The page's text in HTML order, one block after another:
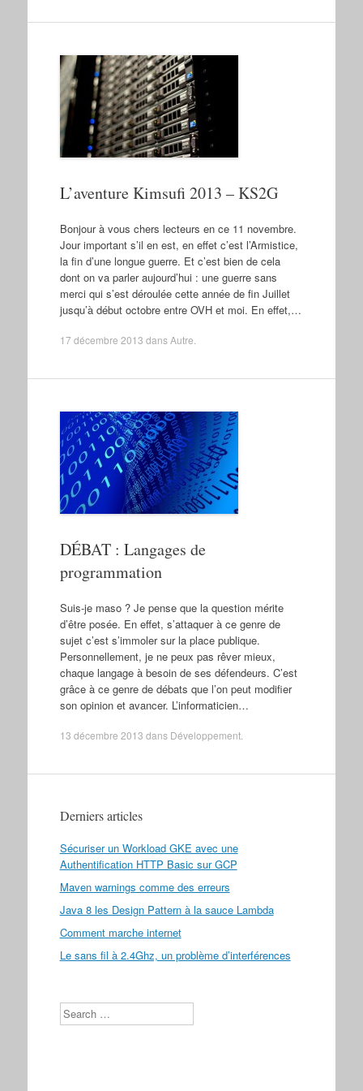
L’aventure Kimsufi 2013 – KS2G
Bonjour à vous chers lecteurs en ce 11 novembre.
Jour important s’il en est, en effet c’est l’Armistice,
la fin d’une longue guerre. Et c’est bien de cela
dont on va parler aujourd’hui : une guerre sans
merci qui s’est déroulée cette année de fin Juillet
jusqu’à début octobre entre OVH et moi. En effet,…
17 décembre 2013 dansAutre
DÉBAT : Langages de
programmation
Suis-je maso ? Je pense que la question mérite
d’être posée. En effet, s’attaquer à ce genre de
sujet c’est s’immoler sur la place publique.
Personnellement, je ne peux pas rêver mieux,
chaque langage à besoin de ses défendeurs. C’est
grâce à ce genre de débats que l’on peut modifier
son opinion et avancer. L’informaticien…
13 décembre 2013 dans Développement.
Derniers articles
Sécuriser un Workload GKE avec une
Authentification HTTP Basic sur GCP
Maven warnings comme des erreurs
Java 8 les Design Pattern à la sauce Lambda
Comment marche internet
Le sans fil à 2.4Ghz, un problème d’interférences
Search